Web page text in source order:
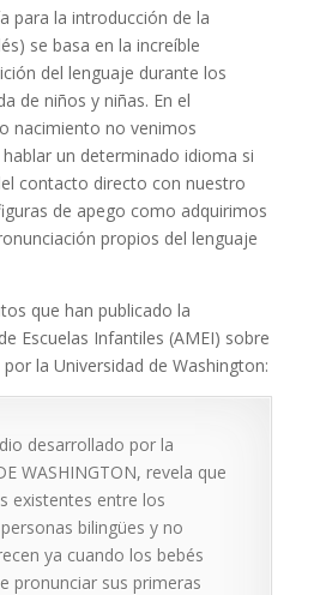
para la introducción de la
se basa en la increíble
del lenguaje durante los
de niños y niñas. En el
nacimiento no venimos
hablar un determinado idioma si
contacto directo con nuestro
de apego como adquirimos
propios del lenguaje
que han publicado la
Escuelas Infantiles (AMEI) sobre
la Universidad de Washington:
desarrollado por la
WASHINGTON, revela que
existentes entre los
bilingües y no
ya cuando los bebés
pronunciar sus primeras